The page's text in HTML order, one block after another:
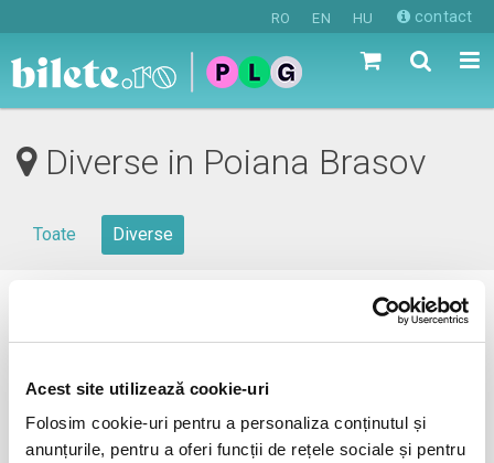
Acest site utilizează cookie-uri
Folosim cookie-uri pentru a personaliza conținutul și
anunțurile, pentru a oferi funcții de rețele sociale și pentru
RO EN HU contact
Diverse in Poiana Brasov
Toate Diverse
0 evenimente in viitorul apropiat
anunta-ma pe email cand apare urmatorul eveniment la